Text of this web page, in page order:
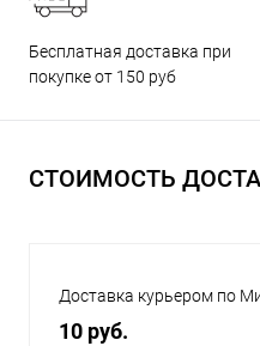
Бесплатная доставка при
покупке от 150 руб
СТОИМОСТЬ
Доставка курьером по
10 руб.